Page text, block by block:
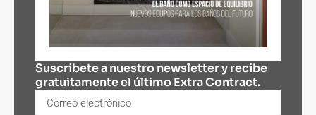
Suscríbete a nuestro newsletter y recibe
gratuitamente el último Extra Contract.